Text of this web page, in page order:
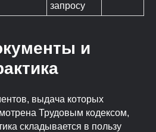
запросу
и
выдача которых
Трудовым кодексом,
складывается в пользу